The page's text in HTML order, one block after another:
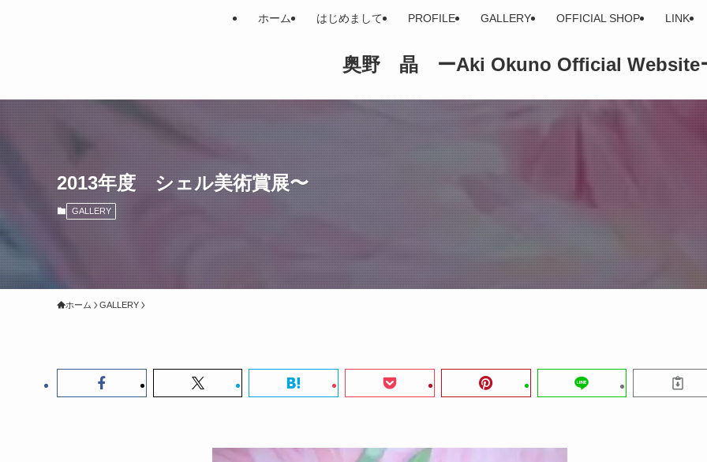
奥野 晶 ーAki Okuno Official Website
ホーム はじめまして PROFILE GALLERY OFFICIAL SHOP LINK
2013年度 シェル美術賞展〜
GALLERY
ホーム GALLERY